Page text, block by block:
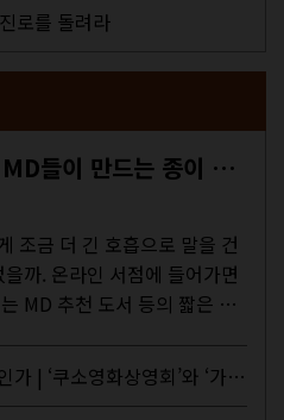
로를 돌려라
온 앤 오프 | 교보문고 MD들이 만드는 종이 잡지 <어떤>
조금 더 긴 호흡으로 말을 건
을까. 온라인 서점에 들어가면
MD 추천 도서 등의 짧은 문
민 끝에 세상 밖으로 나온 종
(otton). 지난해 12월...
망한 영화, 어떻게 볼 것인가 | ‘쿠소영화상영회’와 ‘가자미’의 이야기